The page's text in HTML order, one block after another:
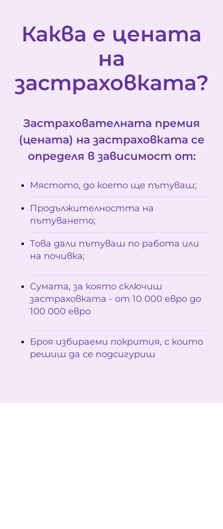
Каква е цената
на
застраховката?
Застрахователната премия
(цената) на застраховката се
определя в зависимост от:
Мястото, до което ще пътуваш;
Продължителността на
пътуването;
Това дали пътуваш по работа или
на почивка;
Сумата, за която сключиш
застраховката - от 10 000 евро до
100 000 евро
Броя избираеми покрития, с които
решиш да се подсигуриш